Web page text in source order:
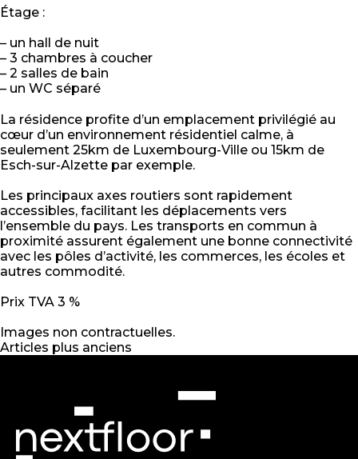
Étage :
– un hall de nuit
– 3 chambres à coucher
– 2 salles de bain
– un WC séparé
La résidence profite d’un emplacement privilégié au
cœur d’un environnement résidentiel calme, à
seulement 25km de Luxembourg-Ville ou 15km de
Esch-sur-Alzette par exemple.
Les principaux axes routiers sont rapidement
accessibles, facilitant les déplacements vers
l’ensemble du pays. Les transports en commun à
proximité assurent également une bonne connectivité
avec les pôles d’activité, les commerces, les écoles et
autres commodité.
Prix TVA 3 %
Images non contractuelles.
Navigation
articles
Articles plus anciens